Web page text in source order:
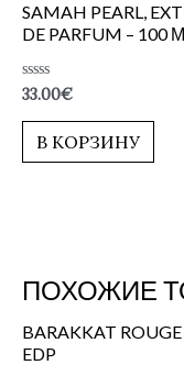
SAMAH PEARL,
DE PARFUM – 100
Оценка
из
33.00€
В КОРЗИНУ
ПОХОЖИЕ
BARAKKAT ROUGE
EDP